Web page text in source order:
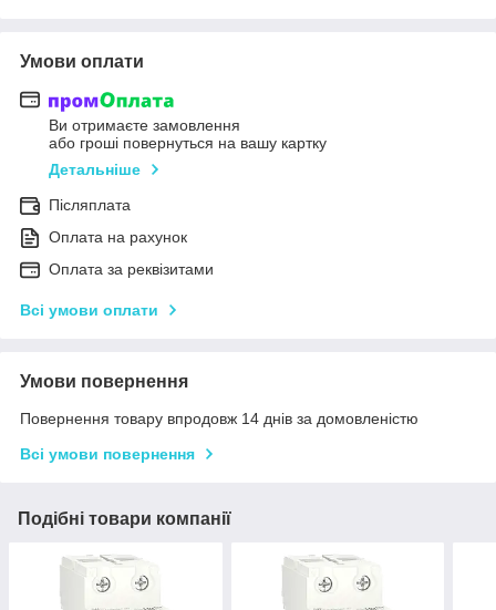
Умови оплати
Ви отримаєте замовлення
або гроші повернуться на вашу картку
Детальніше
Післяплата
Оплата на рахунок
Оплата за реквізитами
Всі умови оплати
Умови повернення
Повернення товару впродовж 14 днів за домовленістю
Всі умови повернення
Подібні товари компанії